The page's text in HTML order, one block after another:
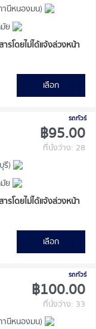
นีหนองมน)
ย
รโดยไม่ได้แจ้งล่วงหน้า
เลือก
รถทัวร์
฿95.00
ที่นั่งว่าง: 28
รี)
ย
รโดยไม่ได้แจ้งล่วงหน้า
เลือก
รถทัวร์
฿100.00
ที่นั่งว่าง: 33
นีหนองมน)